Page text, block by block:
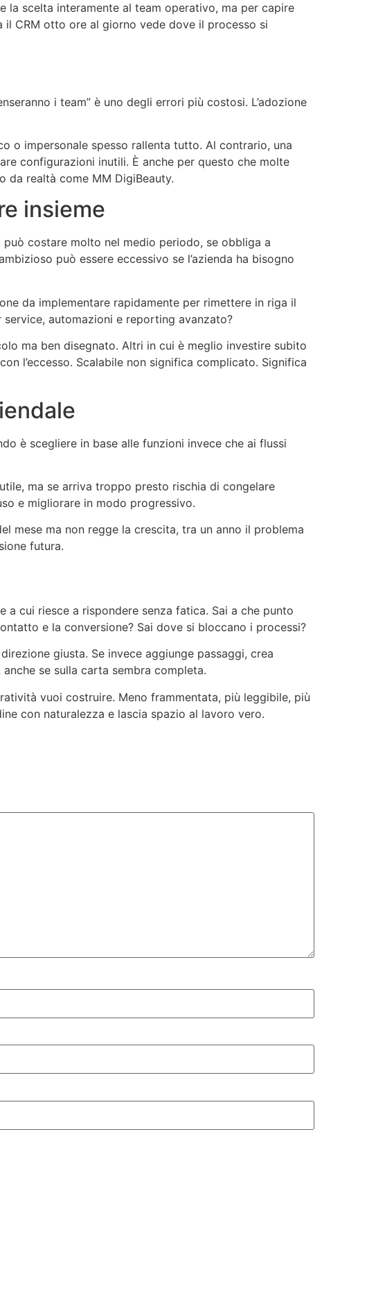
la scelta interamente al team operativo, ma per capire
CRM otto ore al giorno vede dove il processo si
i team” è uno degli errori più costosi. L’adozione
o impersonale spesso rallenta tutto. Al contrario, una
configurazioni inutili. È anche per questo che molte
realtà come MM DigiBeauty.
insieme
costare molto nel medio periodo, se obbliga a
può essere eccessivo se l’azienda ha bisogno
da implementare rapidamente per rimettere in riga il
automazioni e reporting avanzato?
ma ben disegnato. Altri in cui è meglio investire subito
l’eccesso. Scalabile non significa complicato. Significa
è scegliere in base alle funzioni invece che ai flussi
ma se arriva troppo presto rischia di congelare
e migliorare in modo progressivo.
mese ma non regge la crescita, tra un anno il problema
futura.
a cui riesce a rispondere senza fatica. Sai a che punto
e la conversione? Sai dove si bloccano i processi?
giusta. Se invece aggiunge passaggi, crea
se sulla carta sembra completa.
vuoi costruire. Meno frammentata, più leggibile, più
con naturalezza e lascia spazio al lavoro vero.